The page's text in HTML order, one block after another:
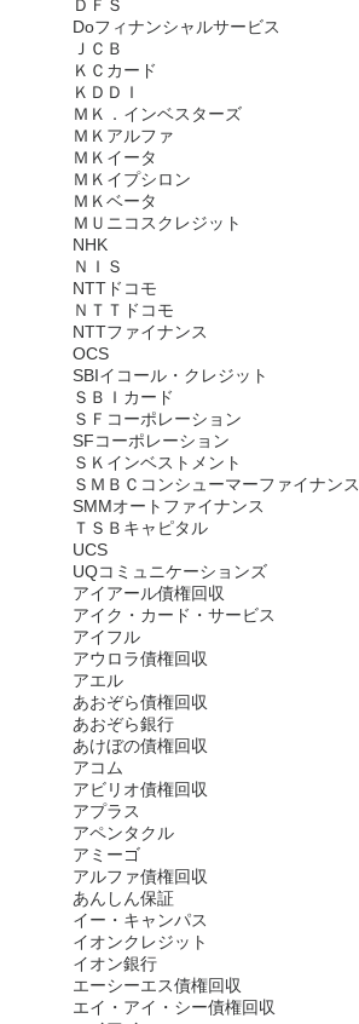
ＤＦＳ
Doフィナンシャルサービス
ＪＣＢ
ＫＣカード
ＫＤＤＩ
ＭＫ．インベスターズ
ＭＫアルファ
ＭＫイータ
ＭＫイプシロン
ＭＫベータ
ＭＵニコスクレジット
NHK
ＮＩＳ
NTTドコモ
ＮＴＴドコモ
NTTファイナンス
OCS
SBIイコール・クレジット
ＳＢＩカード
ＳＦコーポレーション
SFコーポレーション
ＳＫインベストメント
ＳＭＢＣコンシューマーファイナンス
SMMオートファイナンス
ＴＳＢキャピタル
UCS
UQコミュニケーションズ
アイアール債権回収
アイク・カード・サービス
アイフル
アウロラ債権回収
アエル
あおぞら債権回収
あおぞら銀行
あけぼの債権回収
アコム
アビリオ債権回収
アプラス
アペンタクル
アミーゴ
アルファ債権回収
あんしん保証
イー・キャンパス
イオンクレジット
イオン銀行
エーシーエス債権回収
エイ・アイ・シー債権回収